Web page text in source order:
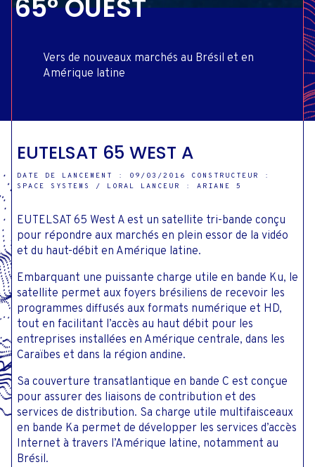
65° OUEST
Vers de nouveaux marchés au Brésil et en
Amérique latine
EUTELSAT 65 WEST A
DATE DE LANCEMENT : 09/03/2016 CONSTRUCTEUR :
SPACE SYSTEMS / LORAL LANCEUR : ARIANE 5
EUTELSAT 65 West A est un satellite tri-bande conçu
pour répondre aux marchés en plein essor de la vidéo
et du haut-débit en Amérique latine.
Embarquant une puissante charge utile en bande Ku, le
satellite permet aux foyers brésiliens de recevoir les
programmes diffusés aux formats numérique et HD,
tout en facilitant l’accès au haut débit pour les
entreprises installées en Amérique centrale, dans les
Caraïbes et dans la région andine.
Sa couverture transatlantique en bande C est conçue
pour assurer des liaisons de contribution et des
services de distribution. Sa charge utile multifaisceaux
en bande Ka permet de développer les services d’accès
Internet à travers l’Amérique latine, notamment au
Brésil.